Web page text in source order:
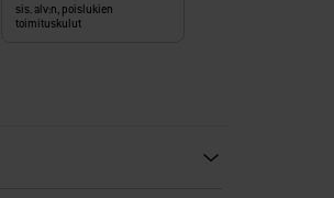
sis. alv:n, poislukien
toimituskulut